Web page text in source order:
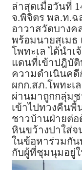
ล่าสุดเมื่อวันที่
จ.พิจิตร พล.ท.ฉ
อาวาสวัดบาง
พร้อมนายสุเมธ
โพทะเล ได้นำ
แดนที่เข้าปฎิบัติ
ความดำเนินค
ผกก.สภ.โพทะเ
ผ่านมาถูกกลุ่ม
เข้าไปทวงคืน
ชาวบ้านฝ่ายต่
หินขว้างปาใส่จ
ในข้อหาร่วมกัน
กับผู้ที่ชุมนุมอยู่